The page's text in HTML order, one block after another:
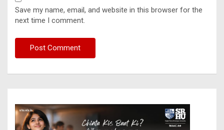
Save my name, email, and website in this browser for the
next time I comment.